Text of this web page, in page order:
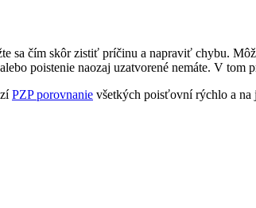
sa čím skôr zistiť príčinu a napraviť chybu.
poistenie naozaj uzatvorené nemáte. V
PZP porovnanie všetkých poisťovní rýchlo a na